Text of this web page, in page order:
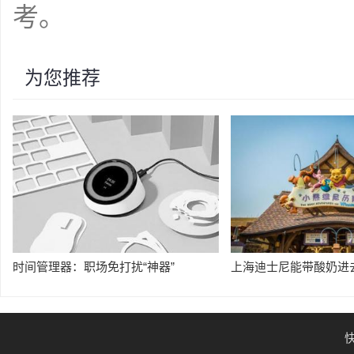
考。
为您推荐
时间管理器：职场免打扰“神器” 上海迪士尼能带酸奶进